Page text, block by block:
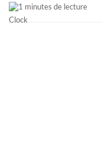
1 minutes de lecture